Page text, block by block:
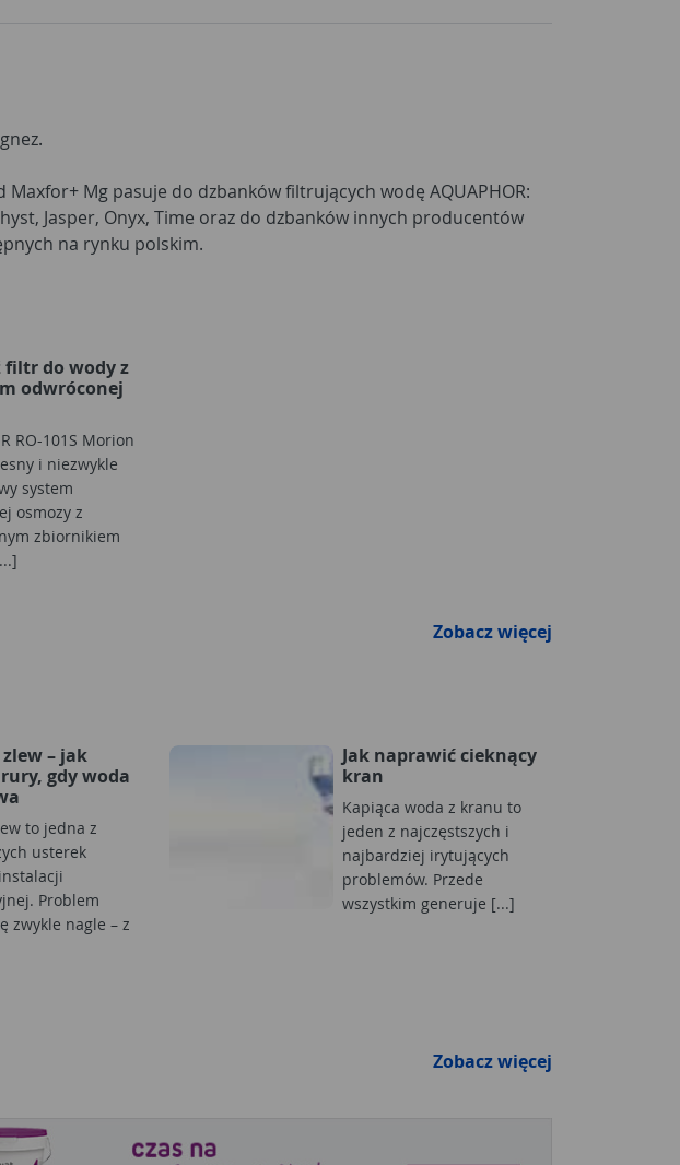
Maxfor+ Mg pasuje do dzbanków filtrujących wodę AQUAPHOR:
Jasper, Onyx, Time oraz do dzbanków innych producentów
na rynku polskim.
filtr do wody z
odwróconej
RO-101S Morion
i niezwykle
system
osmozy z
zbiornikiem
Zobacz więcej
– jak
gdy woda
to jedna z
usterek
Problem
zwykle nagle – z
Jak naprawić cieknący
kran
Kapiąca woda z kranu to
jeden z najczęstszych i
najbardziej irytujących
problemów. Przede
wszystkim generuje [...]
Zobacz więcej